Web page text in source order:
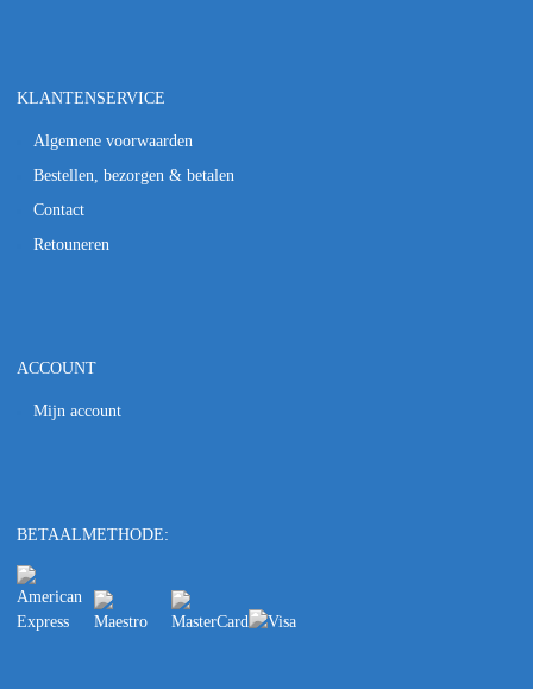
KLANTENSERVICE
Algemene voorwaarden
Bestellen, bezorgen & betalen
Contact
Retouneren
ACCOUNT
Mijn account
BETAALMETHODE: